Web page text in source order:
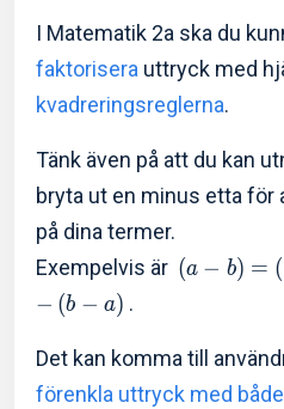
I Matematik 2a ska du
faktorisera uttryck med
kvadreringsreglerna.
Tänk även på att du kan
bryta ut en minus etta
på dina termer.
Exempelvis är (a − b) = (
− (b − a) .
Det kan komma till
förenkla uttryck med